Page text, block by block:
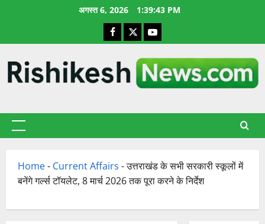
अगस्त 6, 2026 1:39:44 PM
Facebook
X YouTube
प्राथमिक
Home- Current Affairs -उत्तराखंड के सभी सरकारी स्कूलों में
बनेंगे गर्ल्स टॉयलेट, 8 मार्च 2026 तक पूरा करने के निर्देश